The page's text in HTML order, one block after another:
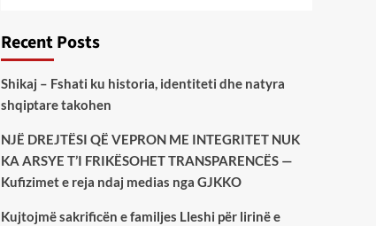
Recent Posts
Shikaj – Fshati ku historia, identiteti dhe natyra
shqiptare takohen
NJË DREJTËSI QË VEPRON ME INTEGRITET NUK
KA ARSYE T’I FRIKËSOHET TRANSPARENCËS —
Kufizimet e reja ndaj medias nga GJKKO
Kujtojmë sakrificën e familjes Lleshi për lirinë e